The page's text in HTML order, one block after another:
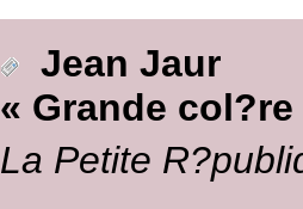
Jean Jaur
« Grande col?re
La Petite